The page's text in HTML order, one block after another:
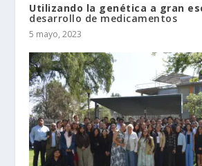
Utilizando la genética a gran
desarrollo de medicamentos
5 mayo, 2023